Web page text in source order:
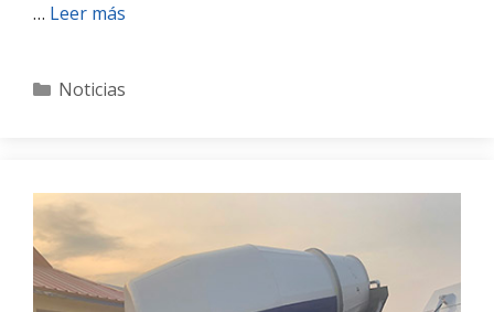
… Leer más
Categories
Noticias